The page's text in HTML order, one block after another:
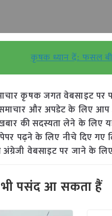
कृषक ध्यान दें: फसल
कृषक जगत वेबसाइट पर
और अपडेट के लिए
की सदस्यता लेने के लिए
पढ़ने के लिए नीचे दिए गए
वेबसाइट पर जाने के
पसंद आ सकता हैं